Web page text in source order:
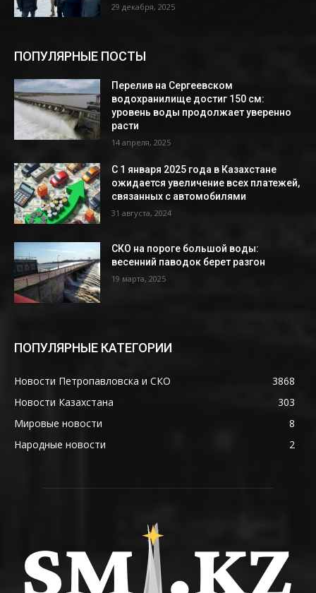
29 декабря, 2025
ПОПУЛЯРНЫЕ ПОСТЫ
Перелив на Сергеевском
водохранилище достиг 150 см:
уровень воды продолжает уверенно
расти
14 апреля, 2025
С 1 января 2025 года в Казахстане
ожидается увеличение всех платежей,
связанных с автомобилями
31 августа, 2024
СКО на пороге большой воды:
весенний паводок берет разгон
19 марта, 2025
ПОПУЛЯРНЫЕ КАТЕГОРИИ
Новости Петропавловска и СКО
3868
Новости Казахстана
303
Мировые новости
8
Народные новости
2